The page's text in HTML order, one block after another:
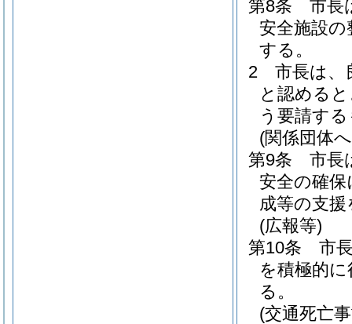
第8条
市長
安全施設
する。
2
市長は、
と認める
う要請す
(関係団体
第9条
市長
安全の確
成等の支
(広報等)
第10条
市
を積極的
る。
(交通死亡